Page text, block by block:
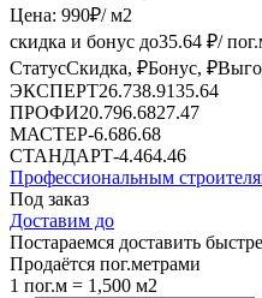
Цена: 990₽/ м2
скидка и бонус до35.64 ₽/
СтатусСкидка, ₽Бонус, ₽
ЭКСПЕРТ26.738.9135.64
ПРОФИ20.796.6827.47
МАСТЕР-6.686.68
СТАНДАРТ-4.464.46
Профессиональным
Под заказ
Доставим до
Постараемся доставить
Продаётся пог.метрами
1 пог.м = 1,500 м2